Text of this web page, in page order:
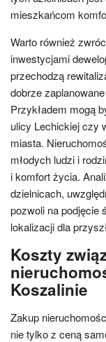
mieszkańcom
Warto również
inwestycjami
przechodzą
dobrze
Przykładem mogą
ulicy Lechickiej czy
miasta.
młodych ludzi i
i komfort życia.
dzielnicach,
pozwoli na podjęcie
lokalizacji dla
Koszty
Koszalinie
Zakup
nie tylko z ceną